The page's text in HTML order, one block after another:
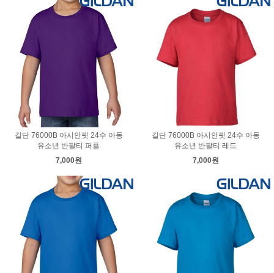
길단 76000B 아시안핏 24수 아동
유소년 반팔티 퍼플
7,000원
길단 76000B 아시안핏 24수 아동
유소년 반팔티 레드
7,000원